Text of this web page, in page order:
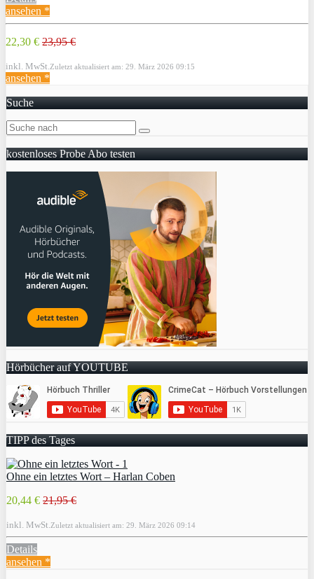
ansehen *
22,30 € 23,95 €
inkl. MwSt. Zuletzt aktualisiert am: 29. März 2026 09:15
ansehen *
Suche
kostenloses Probe Abo testen
Hörbücher auf YOUTUBE
TIPP des Tages
Ohne ein letztes Wort – Harlan Coben
20,44 € 21,95 €
inkl. MwSt. Zuletzt aktualisiert am: 29. März 2026 09:14
Details
ansehen *